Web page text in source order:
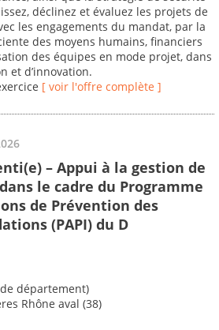
déclinez et évaluez les projets de
les engagements du mandat, par la
des moyens humains, financiers
des équipes en mode projet, dans
et d’innovation.
[ voir l'offre complète ]
– Appui à la gestion de
le cadre du Programme
de Prévention des
(PAPI) du D
département)
Rhône aval (38)